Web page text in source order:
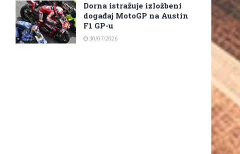
Dorna istražuje izložbeni
događaj MotoGP na Austin
F1 GP-u
30/07/2026